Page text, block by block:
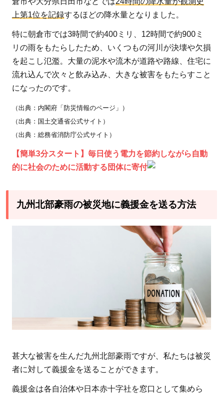
義援
送る
方法
3
九州
北部
豪雨
の被
災
被災
者の
援し
上第1位を記録するほどの降水量となりました。
特に朝倉市では3時間で約400ミリ、12時間で約900ミ
リの雨をもたらしたため、いくつもの河川が決壊や欠損
を起こし氾濫。大量の泥水や流木が道路や路線、住宅に
流れ込んで次々と飲み込み、大きな被害をもたらすこと
になったのです。
（出典：内閣府「防災情報のページ」）
（出典：国土交通省公式サイト）
（出典：総務省消防庁公式サイト）
【簡単3分スタート】毎日使う電力を節約しながら自動
的に社会のために活動する団体に寄付
九州北部豪雨の被災地に義援金を送る方法
甚大な被害を生んだ九州北部豪雨ですが、私たちは被災
者に対して義援金を送ることができます。
義援金は各自治体や日本赤十字社を窓口として集めら